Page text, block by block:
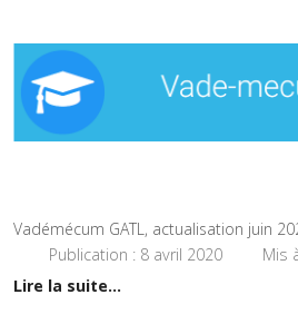
Vadémécum GATL, actualisation juin
Publication : 8 avril 2020
Mis
Lire la suite...